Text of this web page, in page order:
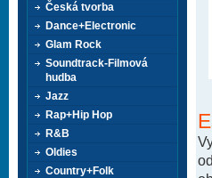
Česká tvorba
Dance+Electronic
Glam Rock
Soundtrack-Filmová
hudba
Jazz
Rap+Hip Hop
R&B
Oldies
Country+Folk